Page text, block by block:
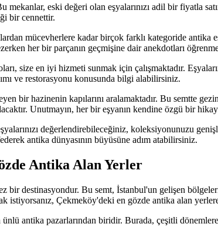
eski değeri olan eşyalarınızı adil bir fiyatla
bir cennettir.
mücevherlere kadar birçok farklı kategoride
her bir parçanın geçmişine dair anekdotları
size en iyi hizmeti sunmak için çalışmaktadır.
ve restorasyonu konusunda bilgi alabilirsiniz.
bir hazinenin kapılarını aralamaktadır. Bu semtte
Unutmayın, her bir eşyanın kendine özgü bir
değerlendirebileceğiniz, koleksiyonunuzu
antika dünyasının büyüsüne adım atabilirsiniz.
Antika Alan Yerler
destinasyondur. Bu semt, İstanbul'un gelişen
Çekmeköy'deki en gözde antika alan yerlere
antika pazarlarından biridir. Burada, çeşitli